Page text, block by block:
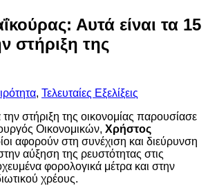
Αυτά είναι τα 15
στήριξη της
, Τελευταίες Εξελίξεις
στήριξη της οικονομίας παρουσίασε
Οικονομικών, Χρήστος
αφορούν στη συνέχιση και διεύρυνση
αύξηση της ρευστότητας στις
φορολογικά μέτρα και στην
χρέους.